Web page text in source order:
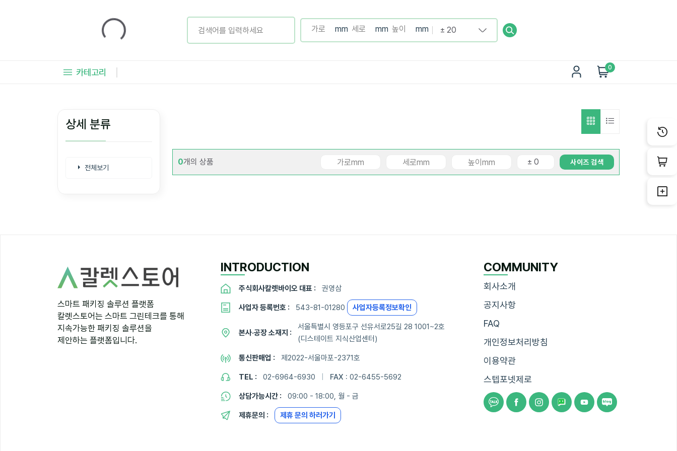
카테고리 0
상세 분류
전체보기
0개의 상품 사이즈 검색
스마트 패키징 솔루션 플랫폼
칼렛스토어는 스마트 그린테크를 통해
지속가능한 패키징 솔루션을
제안하는 플랫폼입니다.
INTRODUCTION
주식회사칼렛바이오 대표 : 권영삼
사업자 등록번호 : 543-81-01280 사업자등록정보확인
본사·공장 소재지 :
서울특별시 영등포구 선유서로25길 28 1001~2호
(디스테이트 지식산업센터)
통신판매업 : 제2022-서울마포-2371호
TEL : 02-6964-6930 FAX : 02-6455-5692
상담가능시간 : 09:00 - 18:00, 월 - 금
제휴문의 : 제휴 문의 하러가기
COMMUNITY
회사소개
공지사항
FAQ
개인정보처리방침
이용약관
스텝포넷제로